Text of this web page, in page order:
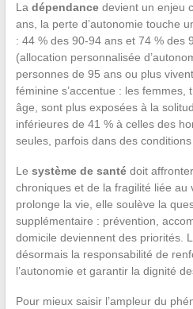
La dépendancedevient un enjeu
ans, la perte d’autonomie touche
: 44 % des 90-94 ans et 74 % des
(allocation personnalisée
personnes de 95 ans ou plus
féminine s’accentue : les femmes,
âge, sont plus exposées à la
inférieures de 41 % à celles des
seules, parfois dans des conditions
Le système de santédoit
chroniques et de la fragilité liée au
prolonge la vie, elle soulève la
supplémentaire : prévention,
domicile deviennent des priorités.
désormais la responsabilité de
l’autonomie et garantir la dignité
Pour mieux saisir l’ampleur du